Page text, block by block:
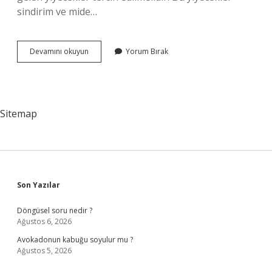
sindirim ve mide…
Devamını okuyun
Kolaylaştırmak
Yorum Bırak
Sitemap
Sidebar
Son Yazılar
Döngüsel soru nedir ?
Ağustos 6, 2026
Avokadonun kabuğu soyulur mu ?
Ağustos 5, 2026